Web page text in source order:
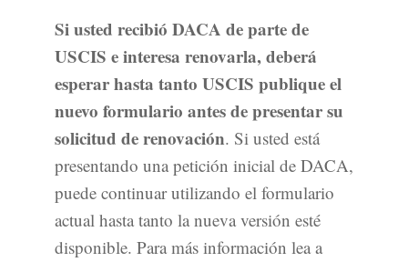
Si usted recibió DACA de parte de
USCIS e interesa renovarla, deberá
esperar hasta tanto USCIS publique el
nuevo formulario antes de presentar su
solicitud de renovación. Si usted está
presentando una petición inicial de DACA,
puede continuar utilizando el formulario
actual hasta tanto la nueva versión esté
disponible. Para más información lea a